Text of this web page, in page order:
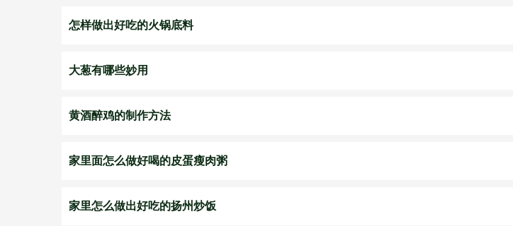
怎样做出好吃的火锅底料
大葱有哪些妙用
黄酒醉鸡的制作方法
家里面怎么做好喝的皮蛋瘦肉粥
家里怎么做出好吃的扬州炒饭